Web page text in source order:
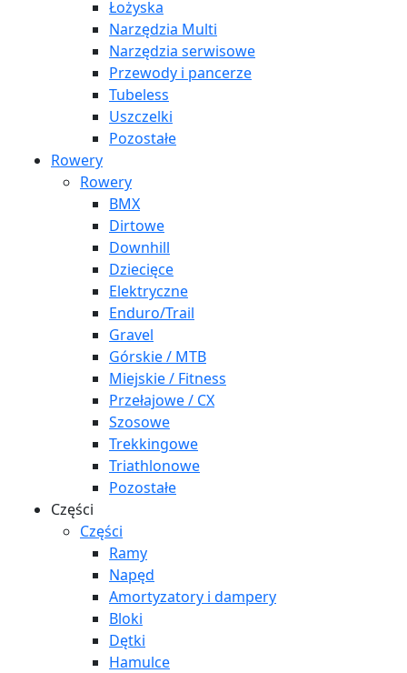
Łożyska
Narzędzia Multi
Narzędzia serwisowe
Przewody i pancerze
Tubeless
Uszczelki
Pozostałe
Rowery
Rowery
BMX
Dirtowe
Downhill
Dziecięce
Elektryczne
Enduro/Trail
Gravel
Górskie / MTB
Miejskie / Fitness
Przełajowe / CX
Szosowe
Trekkingowe
Triathlonowe
Pozostałe
Części
Części
Ramy
Napęd
Amortyzatory i dampery
Bloki
Dętki
Hamulce